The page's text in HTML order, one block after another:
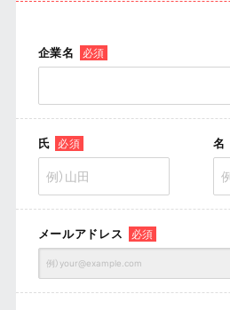
企業名 必須
氏 必須 名
メールアドレス 必須